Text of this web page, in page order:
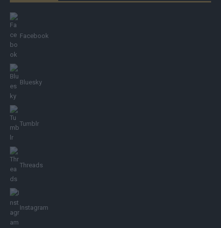
Facebook
Bluesky
Tumblr
Threads
Instagram